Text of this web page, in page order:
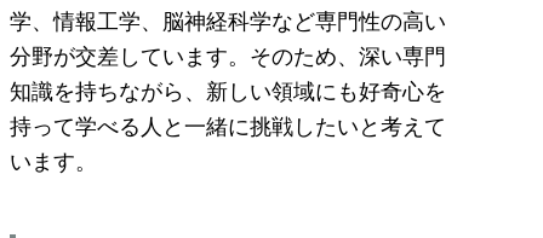
学、情報工学、脳神経科学など専門性の高い
分野が交差しています。そのため、深い専門
知識を持ちながら、新しい領域にも好奇心を
持って学べる人と一緒に挑戦したいと考えて
います。